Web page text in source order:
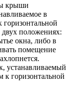
крыши
в
положениях:
окна, либо в
помещение
устанавливаемый
к горизонтальной